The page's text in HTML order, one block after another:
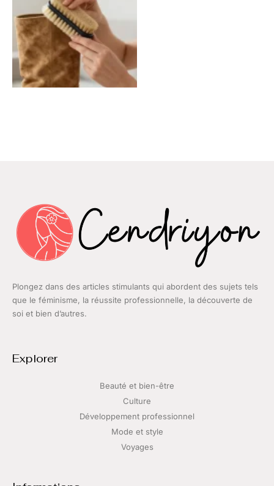
Plongez dans des articles stimulants qui abordent des sujets tels
que le féminisme, la réussite professionnelle, la découverte de
soi et bien d’autres.
Explorer
Beauté et bien-être
Culture
Développement professionnel
Mode et style
Voyages